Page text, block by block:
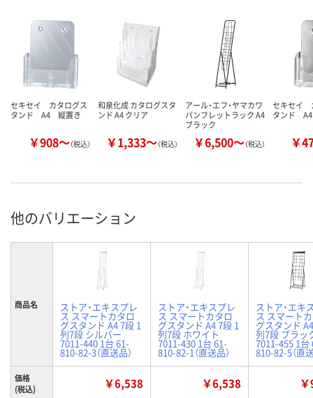
セキセイ カタログス
タンド A4 縦置き
￥908～（税込）
和泉化成 カタログスタ
ンド A4 クリア
￥1,333～（税込）
アール・エフ・ヤマカワ
パンフレットラック A4
ブラック
￥6,500～（税込）
セキセイ
タンド
￥
他のバリエーション
商品名 ストア・エキスプレ
ス スマートカタロ
グスタンド A4 7段 1
列7段 シルバー
7011-440 1台 61-
810-82-3（直送品）
ストア・エキスプレ
ス スマートカタロ
グスタンド A4 7段 1
列7段 ホワイト
7011-430 1台 61-
810-82-1（直送品）
ストア・エキ
ス スマート
グスタンド
列7段 ブラッ
7011-455 1台
810-82-5（直
価格
(税込)
￥6,538 ￥6,538